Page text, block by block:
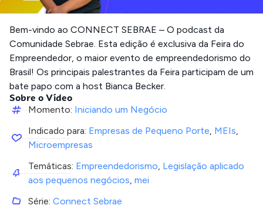
Bem-vindo ao CONNECT SEBRAE – O podcast da
Comunidade Sebrae. Esta edição é exclusiva da Feira do
Empreendedor, o maior evento de empreendedorismo do
Brasil! Os principais palestrantes da Feira participam de um
bate papo com a host Bianca Becker.
Sobre o Vídeo
Momento: Iniciando um Negócio
Indicado para: Empresas de Pequeno Porte, MEIs,
Microempresas
Temáticas: Empreendedorismo, Legislação aplicado
aos pequenos negócios, mei
Série: Connect Sebrae